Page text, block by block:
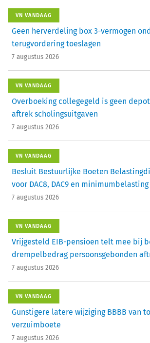
VN VANDAAG
Geen herverdeling box 3-vermogen
terugvordering toeslagen
7 augustus 2026
VN VANDAAG
Overboeking collegegeld is geen
aftrek scholingsuitgaven
7 augustus 2026
VN VANDAAG
Besluit Bestuurlijke Boeten
voor DAC8, DAC9 en minimumbelasting
7 augustus 2026
VN VANDAAG
Vrijgesteld EIB-pensioen telt mee bij
drempelbedrag persoonsgebonden
7 augustus 2026
VN VANDAAG
Gunstigere latere wijziging BBBB van
verzuimboete
7 augustus 2026